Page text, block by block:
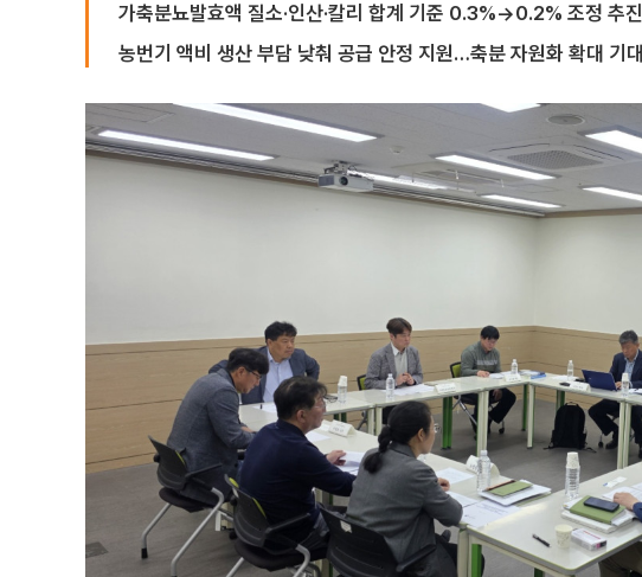
가축분뇨발효액 질소·인산·칼리 합계 기준 0.3%→0.2% 조정 추진
농번기 액비 생산 부담 낮춰 공급 안정 지원…축분 자원화 확대 기대